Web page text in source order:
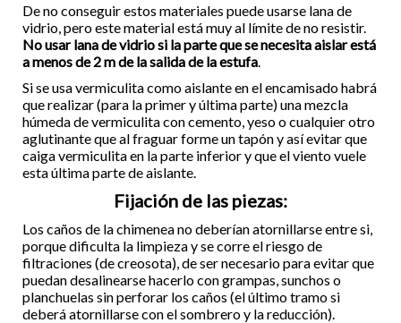
De no conseguir estos materiales puede usarse lana de
vidrio, pero este material está muy al límite de no resistir.
No usar lana de vidrio si la parte que se necesita aislar está
a menos de 2 m de la salida de la estufa
Si se usa vermiculita como aislante en el encamisado habrá
que realizar (para la primer y última parte) una mezcla
húmeda de vermiculita con cemento, yeso o cualquier otro
aglutinante que al fraguar forme un tapón y así evitar que
caiga vermiculita en la parte inferior y que el viento vuele
esta última parte de aislante.
Fijación de las piezas:
Los caños de la chimenea no deberían atornillarse entre si,
porque dificulta la limpieza y se corre el riesgo de
filtraciones (de creosota), de ser necesario para evitar que
puedan desalinearse hacerlo con grampas, sunchos o
planchuelas sin perforar los caños (el último tramo si
deberá atornillarse con el sombrero y la reducción).